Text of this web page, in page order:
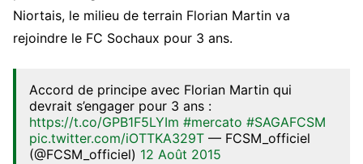
Niortais, le milieu de terrain Florian Martin va
rejoindre le FC Sochaux pour 3 ans.
Accord de principe avec Florian Martin qui
devrait s’engager pour 3 ans :
https://t.co/GPB1F5LYIm #mercato #SAGAFCSM
pic.twitter.com/iOTTKA329T — FCSM_officiel
(@FCSM_officiel) 12 Août 2015